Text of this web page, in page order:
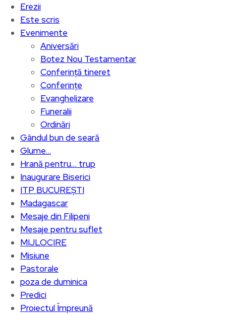
Erezii
Este scris
Evenimente
Aniversări
Botez Nou Testamentar
Conferință tineret
Conferințe
Evanghelizare
Funeralii
Ordinări
Gândul bun de seară
Glume…
Hrană pentru… trup
Inaugurare Biserici
ITP BUCUREȘTI
Madagascar
Mesaje din Filipeni
Mesaje pentru suflet
MIJLOCIRE
Misiune
Pastorale
poza de duminica
Predici
Proiectul Împreună